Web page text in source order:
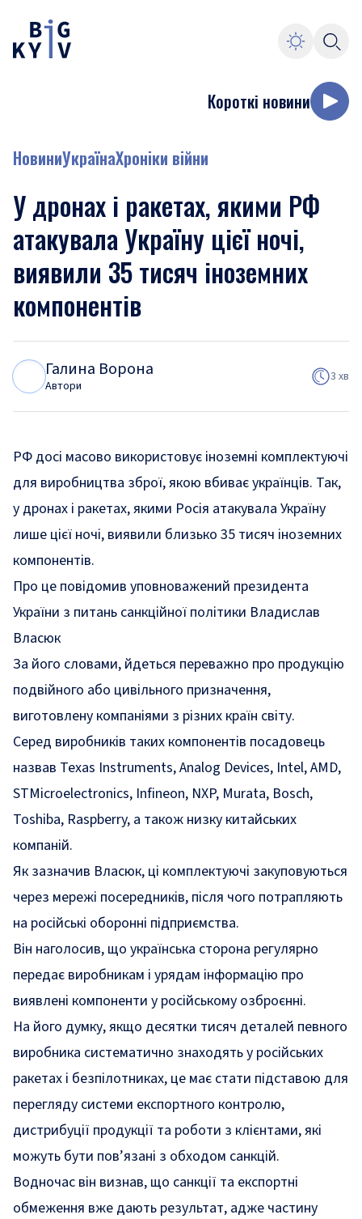
Короткі новини
НовиниУкраїнаХроніки війни
У дронах і ракетах, якими РФ
атакувала Україну цієї ночі,
виявили 35 тисяч іноземних
компонентів
Галина Ворона
Автори
3 хв
РФ досі масово використовує іноземні комплектуючі
для виробництва зброї, якою вбиває українців. Так,
у дронах і ракетах, якими Росія атакувала Україну
лише цієї ночі, виявили близько 35 тисяч іноземних
компонентів.
Про це повідомив уповноважений президента
України з питань санкційної політики Владислав
Власюк
За його словами, йдеться переважно про продукцію
подвійного або цивільного призначення,
виготовлену компаніями з різних країн світу.
Серед виробників таких компонентів посадовець
назвав Texas Instruments, Analog Devices, Intel, AMD,
STMicroelectronics, Infineon, NXP, Murata, Bosch,
Toshiba, Raspberry, а також низку китайських
компаній.
Як зазначив Власюк, ці комплектуючі закуповуються
через мережі посередників, після чого потрапляють
на російські оборонні підприємства.
Він наголосив, що українська сторона регулярно
передає виробникам і урядам інформацію про
виявлені компоненти у російському озброєнні.
На його думку, якщо десятки тисяч деталей певного
виробника систематично знаходять у російських
ракетах і безпілотниках, це має стати підставою для
перегляду системи експортного контролю,
дистрибуції продукції та роботи з клієнтами, які
можуть бути пов’язані з обходом санкцій.
Водночас він визнав, що санкції та експортні
обмеження вже дають результат, адже частину